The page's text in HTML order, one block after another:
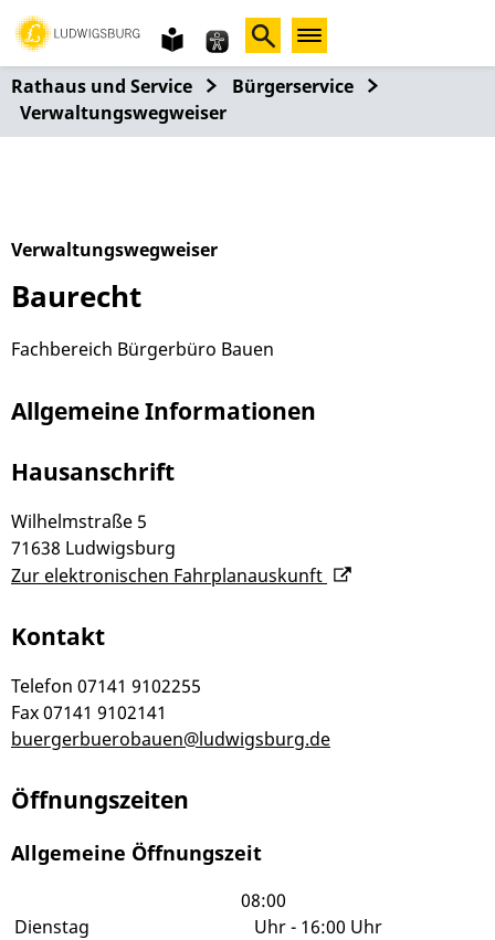
Gebärdensprache
leichte
Sprache
Rathaus und Service
Bürgerservice
Verwaltungswegweiser
Verwaltungswegweiser
Baurecht
Fachbereich Bürgerbüro Bauen
Allgemeine Informationen
Hausanschrift
Wilhelmstraße 5
71638 Ludwigsburg
Zur elektronischen Fahrplanauskunft
Kontakt
Telefon 07141 9102255
Fax07141 9102141
buergerbuerobauen@ludwigsburg.de
Öffnungszeiten
Allgemeine Öffnungszeit
Dienstag
08:00
Uhr- 16:00 Uhr